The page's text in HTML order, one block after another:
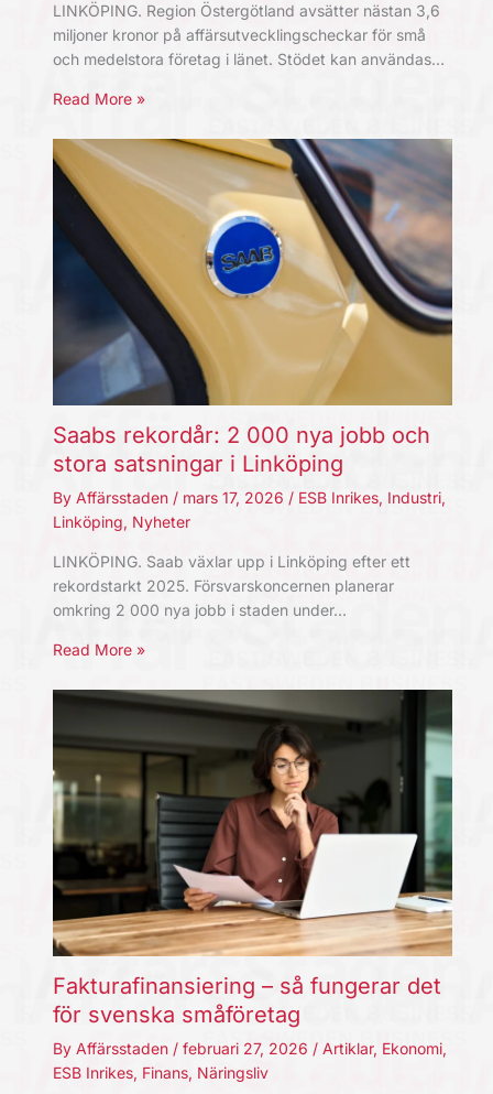
LINKÖPING. Region Östergötland avsätter nästan 3,6
miljoner kronor på affärsutvecklingscheckar för små
och medelstora företag i länet. Stödet kan användas…
Read More »
Saabs rekordår: 2 000 nya jobb och
stora satsningar i Linköping
By Affärsstaden / mars 17, 2026 / ESB Inrikes, Industri,
Linköping, Nyheter
LINKÖPING. Saab växlar upp i Linköping efter ett
rekordstarkt 2025. Försvarskoncernen planerar
omkring 2 000 nya jobb i staden under…
Read More »
Fakturafinansiering – så fungerar det
för svenska småföretag
By Affärsstaden / februari 27, 2026 / Artiklar, Ekonomi,
ESB Inrikes, Finans, Näringsliv